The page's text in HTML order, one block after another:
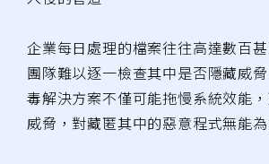
企業每日處理的檔案往往高達數百
團隊難以逐一檢查其中是否隱藏威
毒解決方案不僅可能拖慢系統效能
威脅，對藏匿其中的惡意程式無能為